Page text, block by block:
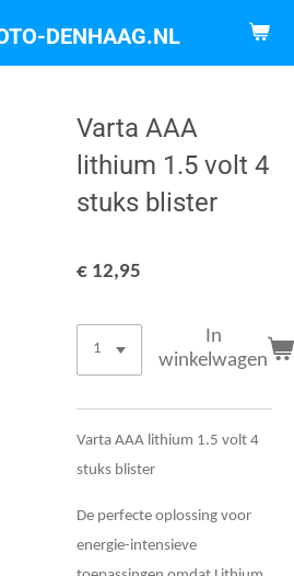
DENHAAG.NL
Varta AAA
lithium 1.5 volt 4
stuks blister
€ 12,95
In
winkelwagen
Varta AAA lithium 1.5 volt 4
stuks blister
De perfecte oplossing voor
energie-intensieve